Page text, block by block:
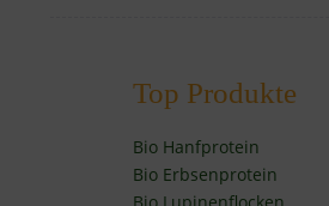
Top Produkte
Bio Hanfprotein
Bio Erbsenprotein